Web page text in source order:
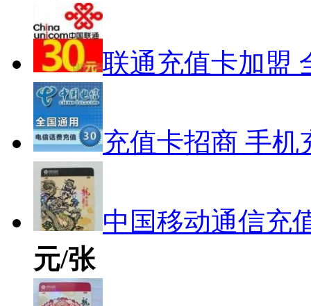
联通充值卡加盟
充值卡招商 手机
中国移动通信充
元/张